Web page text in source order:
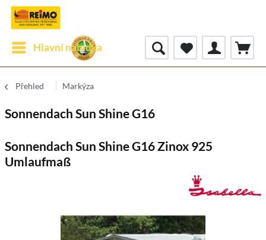
Hlavní nabídka
Přehled Markýza
Sonnendach Sun Shine G16
Sonnendach Sun Shine G16 Zinox 925
Umlaufmaß